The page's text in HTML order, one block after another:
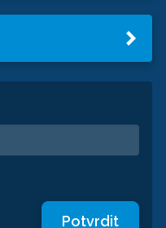
Potvrdit